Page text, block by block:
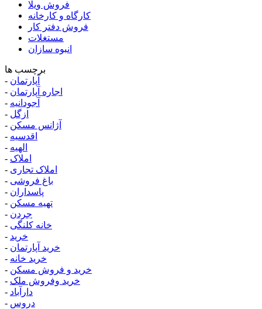
فروش ویلا
کارگاه و کارخانه
فروش دفتر کار
مستغلات
انبوه سازان
برچسب ها
- آپارتمان
- اجاره آپارتمان
- آجودانیه
- ازگل
- آژانس مسکن
- اقدسیه
- الهیه
- املاک
- املاک تجاری
- باغ فروشی
- پاسداران
- تهیه مسکن
- جردن
- خانه کلنگی
- خرید
- خرید آپارتمان
- خرید خانه
- خرید و فروش مسکن
- خرید وفروش ملک
- دارآباد
- دروس